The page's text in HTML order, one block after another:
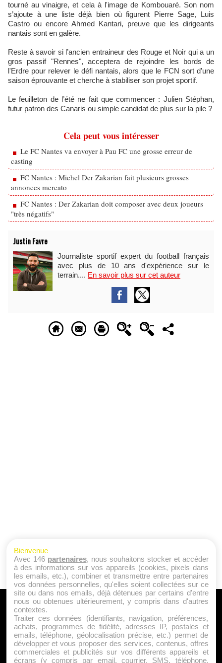
tourné au vinaigre, et cela à l'image de Kombouaré. Son nom
s’ajoute à une liste déjà bien où figurent Pierre Sage, Luis
Castro ou encore Ahmed Kantari, preuve que les dirigeants
nantais sont en galère.
Reste à savoir si l’ancien entraineur des Rouge et Noir qui a un
gros passif "Rennes", acceptera de rejoindre les bords de
l'Erdre pour relever le défi nantais, alors que le FCN sort d’une
saison éprouvante et cherche à stabiliser son projet sportif.
Le feuilleton de l’été ne fait que commencer : Julien Stéphan,
futur patron des Canaris ou simple candidat de plus sur la pile ?
Cela peut vous intéresser
Le FC Nantes va envoyer à Pau FC une grosse erreur de
casting
FC Nantes : Michel Der Zakarian fait plusieurs grosses
annonces mercato
FC Nantes : Der Zakarian doit composer avec deux joueurs
"très négatifs"
Justin Favre
Journaliste sportif expert du football français
avec plus de 10 ans d'expérience sur le
terrain.... En savoir plus sur cet auteur
A PROPOS
Qui sommes nous ?
Mentions Légales
Publicité
Politique de Cookies
Bienvenue
Avec 146 partenaires, nous souhaitons stocker et accéder
à des informations sur vos appareils (cookies, pixels dans
les emails, etc.), combiner et transmettre entre partenaires
vos données personnelles, qu'elles soient collectées sur ce
site ou dans nos emails, déjà détenues par certains d'entre
nous ou obtenues ultérieurement, y compris dans d'autres
contextes.
Traiter ces données (identifiants, navigation, préférences,
achats, programmes de fidélité, adresses IP, postales et
emails, téléphone, géolocalisation précise, etc.) permet de
développer et vous proposer des services, contenus, offres
commerciales et publicités sur vos différents appareils et
écrans (y compris par email, courrier, SMS, téléphone,